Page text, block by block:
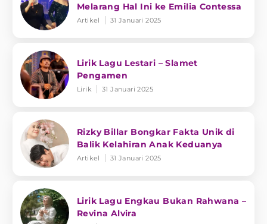
Melarang Hal Ini ke Emilia Contessa
Artikel 31 Januari 2025
Lirik Lagu Lestari – Slamet
Pengamen
Lirik 31 Januari 2025
Rizky Billar Bongkar Fakta Unik di
Balik Kelahiran Anak Keduanya
Artikel 31 Januari 2025
Lirik Lagu Engkau Bukan Rahwana –
Revina Alvira